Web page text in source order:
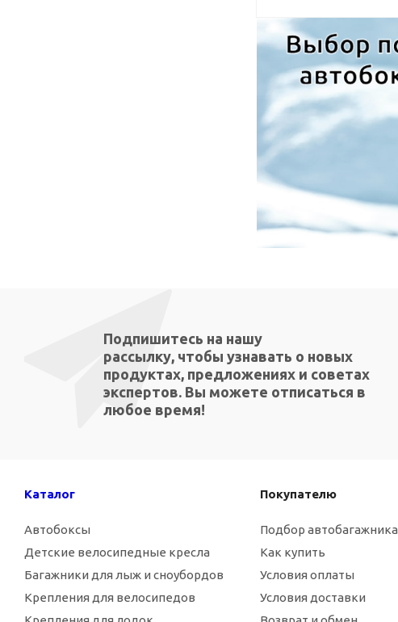
Подпишитесь на нашу
рассылку, чтобы узнавать о новых
продуктах, предложениях и советах
экспертов. Вы можете отписаться в
любое время!
Каталог
Автобоксы
Детские велосипедные кресла
Багажники для лыж и сноубордов
Крепления для велосипедов
Покупателю
Подбор автобагажника
Как купить
Условия оплаты
Условия доставки